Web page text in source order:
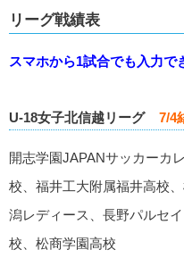
リーグ戦績表
スマホから1試合でも入力で
U-18女子北信越リーグ 7/4
開志学園JAPANサッカーカ
校、福井工大附属福井高校
潟レディース、長野パルセ
校、松商学園高校